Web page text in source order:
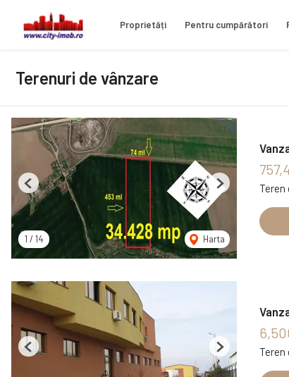
Proprietăți Pentru cumpărători
Terenuri de vânzare
1 / 14 Harta
Previous Next Teren
Previous Next Teren